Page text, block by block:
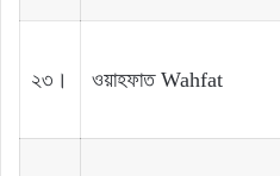
২৩। ওয়াহফাত Wahfat